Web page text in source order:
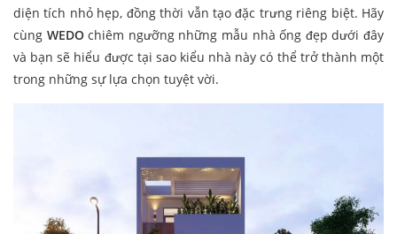
diện tích nhỏ hẹp, đồng thời vẫn tạo đặc trưng riêng biệt. Hãy
cùng WEDOchiêm ngưỡng những mẫu nhà ống đẹp dưới đây
và bạn sẽ hiểu được tại sao kiểu nhà này có thể trở thành một
trong những sự lựa chọn tuyệt vời.